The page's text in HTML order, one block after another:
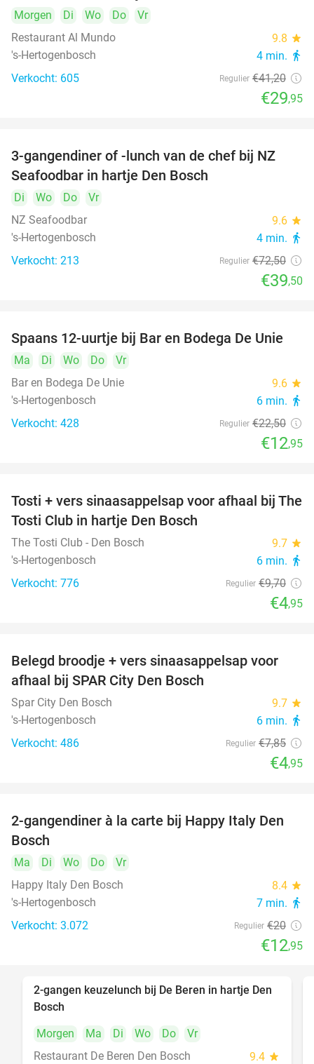
Morgen Di Wo Do
Vr
Restaurant Al Mundo
9.8 star
's-Hertogenbosch 4 min. directions_walk
Verkocht: 605 Regulier €41,20
€29,95
46%
3-gangendiner of -lunch van de chef bij NZ
Seafoodbar in hartje Den Bosch
Di Wo Do
Vr
NZ Seafoodbar
9.6 star
's-Hertogenbosch 4 min. directions_walk
Verkocht: 213 Regulier €72,50
€39,50
42%
Spaans 12-uurtje bij Bar en Bodega De Unie
Ma Di Wo Do
Vr
Bar en Bodega De Unie
9.6 star
's-Hertogenbosch 6 min. directions_walk
Verkocht: 428 Regulier €22,50
€12,95
49%
Tosti + vers sinaasappelsap voor afhaal bij The
Tosti Club in hartje Den Bosch
The Tosti Club - Den Bosch 9.7 star
's-Hertogenbosch 6 min. directions_walk
Verkocht: 776 Regulier €9,70
€4,95
37%
Belegd broodje + vers sinaasappelsap voor
afhaal bij SPAR City Den Bosch
Spar City Den Bosch 9.7 star
's-Hertogenbosch 6 min. directions_walk
Verkocht: 486 Regulier €7,85
€4,95
35%
2-gangendiner à la carte bij Happy Italy Den
Bosch
Ma Di Wo Do
Vr
Happy Italy Den Bosch
8.4 star
's-Hertogenbosch 7 min. directions_walk
Verkocht: 3.072 Regulier €20
€12,95
43%
2-gangen keuzelunch bij De Beren in hartje Den
Bosch
Morgen
Ma Di Wo Do
Vr
Restaurant De Beren Den Bosch
9.4 star